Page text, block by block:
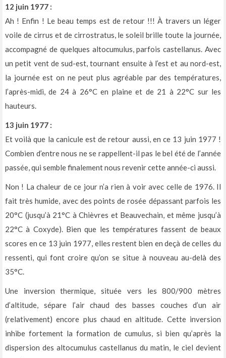
12 juin 1977 :
Ah ! Enfin ! Le beau temps est de retour !!! À travers un léger
voile de cirrus et de cirrostratus, le soleil brille toute la journée,
accompagné de quelques altocumulus, parfois castellanus. Avec
un petit vent de sud-est, tournant ensuite à l’est et au nord-est,
la journée est on ne peut plus agréable par des températures,
l’après-midi, de 24 à 26°C en plaine et de 21 à 22°C sur les
hauteurs.
13 juin 1977 :
Et voilà que la canicule est de retour aussi, en ce 13 juin 1977 !
Combien d’entre nous ne se rappellent-il pas le bel été de l’année
passée, qui semble finalement nous revenir cette année-ci aussi.
Non ! La chaleur de ce jour n’a rien à voir avec celle de 1976. Il
fait très humide, avec des points de rosée dépassant parfois les
20°C (jusqu’à 21°C à Chièvres et Beauvechain, et même jusqu’à
22°C à Coxyde). Bien que les températures fassent de beaux
scores en ce 13 juin 1977, elles restent bien en deçà de celles du
ressenti, qui font croire qu’on se situe à nouveau au-delà des
35°C.
Une inversion thermique, située vers les 800/900 mètres
d’altitude, sépare l’air chaud des basses couches d’un air
(relativement) encore plus chaud en altitude. Cette inversion
inhibe fortement la formation de cumulus, si bien qu’après la
dispersion des altocumulus castellanus du matin, le ciel devient